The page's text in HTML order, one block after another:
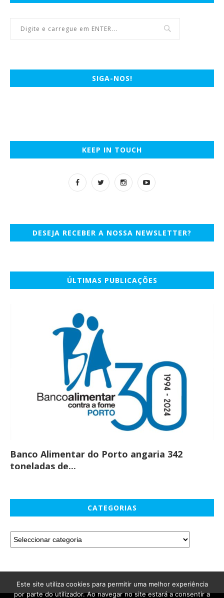
SIGA-NOS!
KEEP IN TOUCH
DESEJA RECEBER A NOSSA NEWSLETTER?
ÚLTIMAS PUBLICAÇÕES
Banco Alimentar do Porto angaria 342
toneladas de...
CATEGORIAS
Este site utiliza cookies para permitir uma melhor experiência
por parte do utilizador. Ao navegar no site estará a consentir a